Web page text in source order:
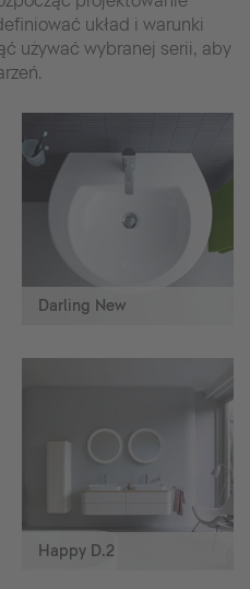
układ i warunki
używać wybranej serii, aby
Darling New
Happy D.2